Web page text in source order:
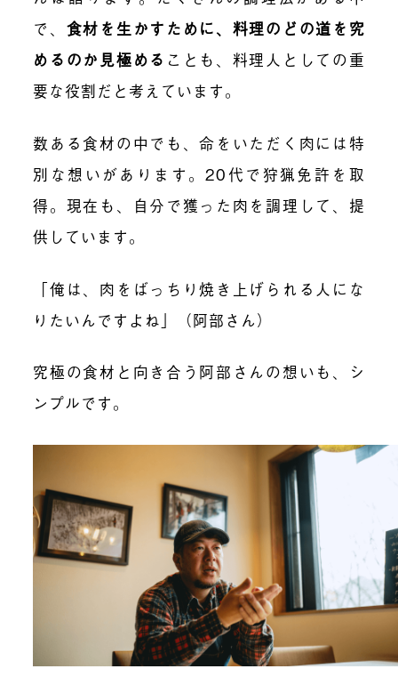
で、 食材を生かすために、料理のどの道を究
めるのか見極める ことも、料理人としての重
要な役割だと考えています。
数ある食材の中でも、命をいただく肉には特
別な想いがあります。20代で狩猟免許を取
得。現在も、自分で獲った肉を調理して、提
供しています。
「俺は、肉をばっちり焼き上げられる人にな
りたいんですよね」（阿部さん）
究極の食材と向き合う阿部さんの想いも、シ
ンプルです。